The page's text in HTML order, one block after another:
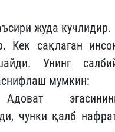
жуда кучлидир.
Кек сақлаган
Унинг
мумкин:
Адоват
чунки қалб